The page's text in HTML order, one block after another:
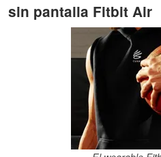
sin pantalla Fitbit Air